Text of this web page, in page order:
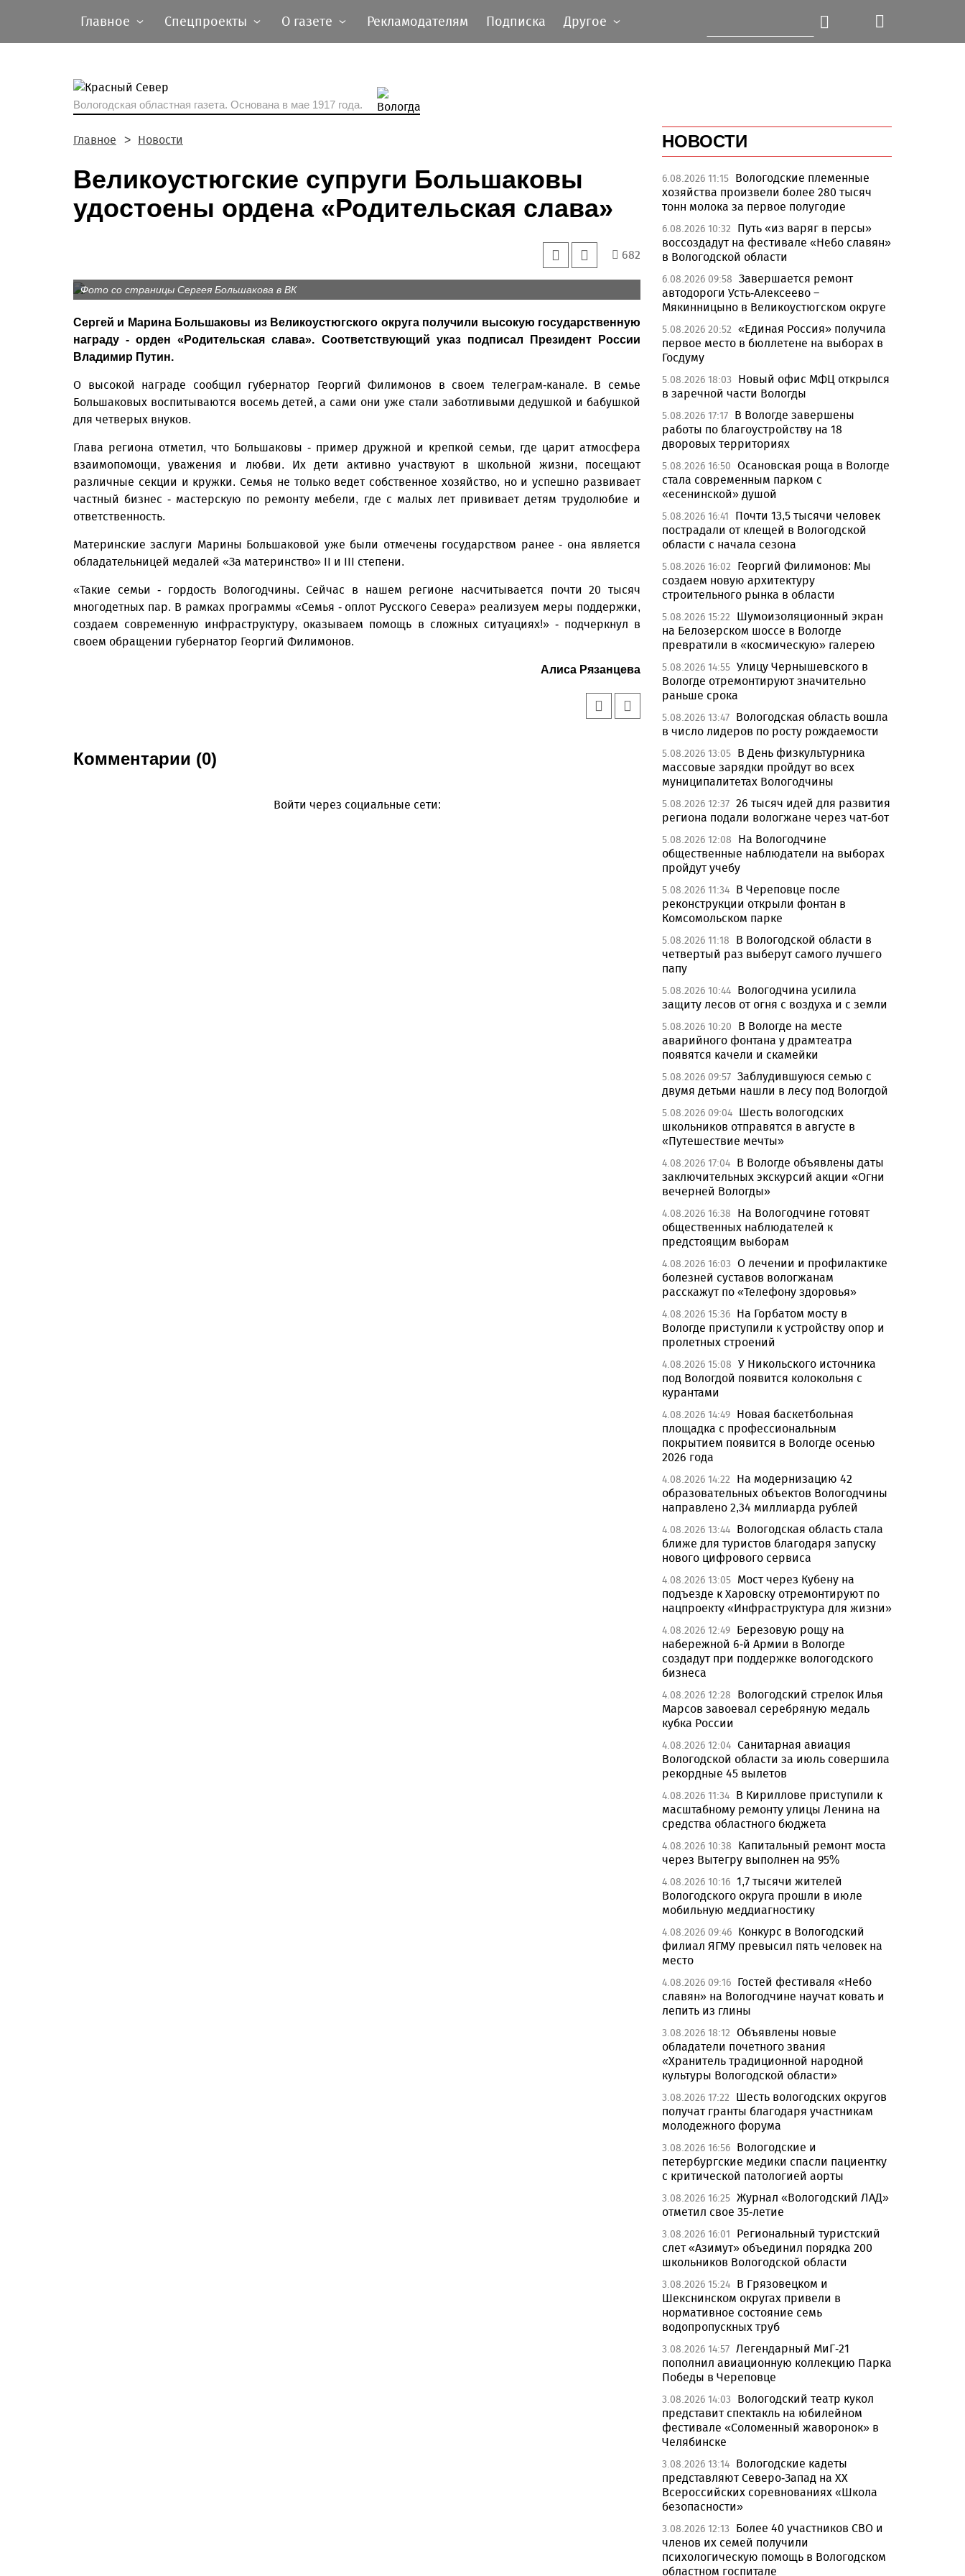
Главное Спецпроекты О газете Рекламодателям Подписка Другое
Вологодская областная газета. Основана в мае 1917 года.
Главное Новости
Великоустюгские супруги Большаковы
удостоены ордена «Родительская слава»
682
Фото со страницы Сергея Большакова в ВК
Сергей и Марина Большаковы из Великоустюгского округа получили высокую государственную
награду - орден «Родительская слава». Соответствующий указ подписал Президент России
Владимир Путин.
О высокой награде сообщил губернатор Георгий Филимонов в своем телеграм-канале. В семье
Большаковых воспитываются восемь детей, а сами они уже стали заботливыми дедушкой и бабушкой
для четверых внуков.
Глава региона отметил, что Большаковы - пример дружной и крепкой семьи, где царит атмосфера
взаимопомощи, уважения и любви. Их дети активно участвуют в школьной жизни, посещают
различные секции и кружки. Семья не только ведет собственное хозяйство, но и успешно развивает
частный бизнес - мастерскую по ремонту мебели, где с малых лет прививает детям трудолюбие и
ответственность.
Материнские заслуги Марины Большаковой уже были отмечены государством ранее - она является
обладательницей медалей «За материнство» II и III степени.
«Такие семьи - гордость Вологодчины. Сейчас в нашем регионе насчитывается почти 20 тысяч
многодетных пар. В рамках программы «Семья - оплот Русского Севера» реализуем меры поддержки,
создаем современную инфраструктуру, оказываем помощь в сложных ситуациях!» - подчеркнул в
своем обращении губернатор Георгий Филимонов.
Алиса Рязанцева
Комментарии (0)
Войти через социальные сети:
НОВОСТИ
6.08.2026 11:15 Вологодские племенные
хозяйства произвели более 280 тысяч
тонн молока за первое полугодие
6.08.2026 10:32
Путь «из варяг в персы»
воссоздадут на фестивале «Небо славян»
в Вологодской области
6.08.2026 09:58 Завершается ремонт
автодороги Усть-Алексеево –
Мякинницыно в Великоустюгском округе
5.08.2026 20:52 «Единая Россия» получила
первое место в бюллетене на выборах в
Госдуму
5.08.2026 18:03
Новый офис МФЦ открылся
в заречной части Вологды
5.08.2026 17:17 В Вологде завершены
работы по благоустройству на 18
дворовых территориях
5.08.2026 16:50 Осановская роща в Вологде
стала современным парком с
«есенинской» душой
5.08.2026 16:41
Почти 13,5 тысячи человек
пострадали от клещей в Вологодской
области с начала сезона
5.08.2026 16:02
Георгий Филимонов: Мы
создаем новую архитектуру
строительного рынка в области
5.08.2026 15:22
Шумоизоляционный экран
на Белозерском шоссе в Вологде
превратили в «космическую» галерею
5.08.2026 14:55 Улицу Чернышевского в
Вологде отремонтируют значительно
раньше срока
5.08.2026 13:47 Вологодская область вошла
в число лидеров по росту рождаемости
5.08.2026 13:05 В День физкультурника
массовые зарядки пройдут во всех
муниципалитетах Вологодчины
5.08.2026 12:37 26 тысяч идей для развития
региона подали вологжане через чат-бот
5.08.2026 12:08
На Вологодчине
общественные наблюдатели на выборах
пройдут учебу
5.08.2026 11:34 В Череповце после
реконструкции открыли фонтан в
Комсомольском парке
5.08.2026 11:18
В Вологодской области в
четвертый раз выберут самого лучшего
папу
5.08.2026 10:44 Вологодчина усилила
защиту лесов от огня с воздуха и с земли
5.08.2026 10:20
В Вологде на месте
аварийного фонтана у драмтеатра
появятся качели и скамейки
5.08.2026 09:57 Заблудившуюся семью с
двумя детьми нашли в лесу под Вологдой
5.08.2026 09:04 Шесть вологодских
школьников отправятся в августе в
«Путешествие мечты»
4.08.2026 17:04 В Вологде объявлены даты
заключительных экскурсий акции «Огни
вечерней Вологды»
4.08.2026 16:38
На Вологодчине готовят
общественных наблюдателей к
предстоящим выборам
4.08.2026 16:03 О лечении и профилактике
болезней суставов вологжанам
расскажут по «Телефону здоровья»
4.08.2026 15:36 На Горбатом мосту в
Вологде приступили к устройству опор и
пролетных строений
4.08.2026 15:08 У Никольского источника
под Вологдой появится колокольня с
курантами
4.08.2026 14:49 Новая баскетбольная
площадка с профессиональным
покрытием появится в Вологде осенью
2026 года
4.08.2026 14:22
На модернизацию 42
образовательных объектов Вологодчины
направлено 2,34 миллиарда рублей
4.08.2026 13:44 Вологодская область стала
ближе для туристов благодаря запуску
нового цифрового сервиса
4.08.2026 13:05 Мост через Кубену на
подъезде к Харовску отремонтируют по
нацпроекту «Инфраструктура для жизни»
4.08.2026 12:49 Березовую рощу на
набережной 6-й Армии в Вологде
создадут при поддержке вологодского
бизнеса
4.08.2026 12:28
Вологодский стрелок Илья
Марсов завоевал серебряную медаль
кубка России
4.08.2026 12:04 Санитарная авиация
Вологодской области за июль совершила
рекордные 45 вылетов
4.08.2026 11:34 В Кириллове приступили к
масштабному ремонту улицы Ленина на
средства областного бюджета
4.08.2026 10:38
Капитальный ремонт моста
через Вытегру выполнен на 95%
4.08.2026 10:16 1,7 тысячи жителей
Вологодского округа прошли в июле
мобильную меддиагностику
4.08.2026 09:46 Конкурс в Вологодский
филиал ЯГМУ превысил пять человек на
место
4.08.2026 09:16 Гостей фестиваля «Небо
славян» на Вологодчине научат ковать и
лепить из глины
3.08.2026 18:12 Объявлены новые
обладатели почетного звания
«Хранитель традиционной народной
культуры Вологодской области»
3.08.2026 17:22
Шесть вологодских округов
получат гранты благодаря участникам
молодежного форума
3.08.2026 16:56 Вологодские и
петербургские медики спасли пациентку
с критической патологией аорты
3.08.2026 16:25 Журнал «Вологодский ЛАД»
отметил свое 35-летие
3.08.2026 16:01
Региональный туристский
слет «Азимут» объединил порядка 200
школьников Вологодской области
3.08.2026 15:24 В Грязовецком и
Шекснинском округах привели в
нормативное состояние семь
водопропускных труб
3.08.2026 14:57 Легендарный МиГ-21
пополнил авиационную коллекцию Парка
Победы в Череповце
3.08.2026 14:03
Вологодский театр кукол
представит спектакль на юбилейном
фестивале «Соломенный жаворонок» в
Челябинске
3.08.2026 13:14 Вологодские кадеты
представляют Северо-Запад на XX
Всероссийских соревнованиях «Школа
безопасности»
3.08.2026 12:13
Более 40 участников СВО и
членов их семей получили
психологическую помощь в Вологодском
областном госпитале